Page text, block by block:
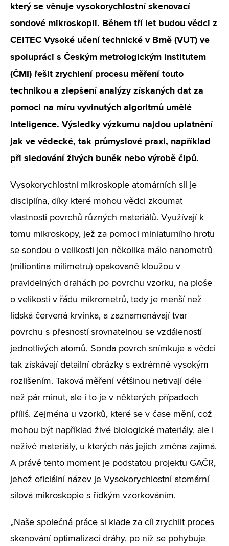
který se věnuje vysokorychlostní skenovací
sondové mikroskopii. Během tří let budou vědci z
CEITEC Vysoké učení technické v Brně (VUT) ve
spolupráci s Českým metrologickým institutem
(ČMI) řešit zrychlení procesu měření touto
technikou a zlepšení analýzy získaných dat za
pomoci na míru vyvinutých algoritmů umělé
inteligence. Výsledky výzkumu najdou uplatnění
jak ve vědecké, tak průmyslové praxi, například
při sledování živých buněk nebo výrobě čipů.
Vysokorychlostní mikroskopie atomárních sil je
disciplína, díky které mohou vědci zkoumat
vlastnosti povrchů různých materiálů. Využívají k
tomu mikroskopy, jež za pomoci miniaturního hrotu
se sondou o velikosti jen několika málo nanometrů
(miliontina milimetru) opakovaně kloužou v
pravidelných drahách po povrchu vzorku, na ploše
o velikosti v řádu mikrometrů, tedy je menší než
lidská červená krvinka, a zaznamenávají tvar
povrchu s přesností srovnatelnou se vzdáleností
jednotlivých atomů. Sonda povrch snímkuje a vědci
tak získávají detailní obrázky s extrémně vysokým
rozlišením. Taková měření většinou netrvají déle
než pár minut, ale i to je v některých případech
příliš. Zejména u vzorků, které se v čase mění, což
mohou být například živé biologické materiály, ale i
neživé materiály, u kterých nás jejich změna zajímá.
A právě tento moment je podstatou projektu GAČR,
jehož oficiální název je Vysokorychlostní atomární
silová mikroskopie s řídkým vzorkováním.
„Naše společná práce si klade za cíl zrychlit proces
skenování optimalizací dráhy, po níž se pohybuje